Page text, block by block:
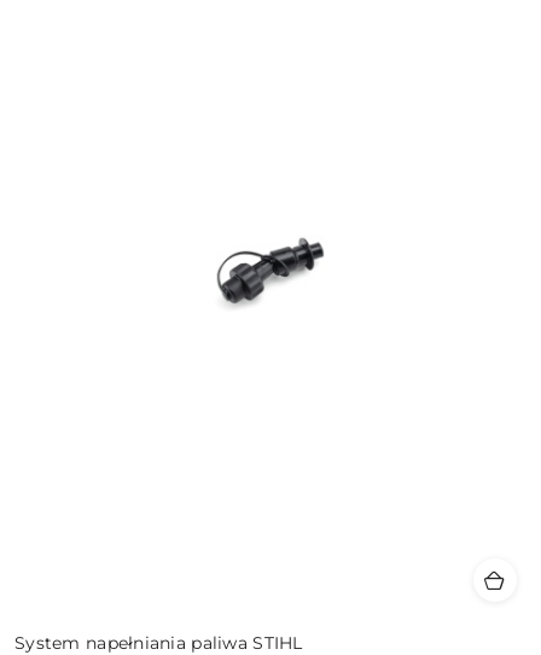
System napełniania paliwa STIHL